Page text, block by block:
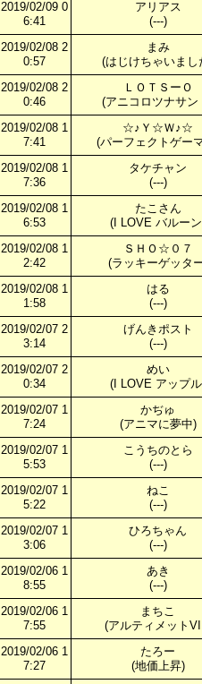
2019/02/09 0
6:41
アリアス
(---)
2019/02/08 2
0:57
まみ
(はじけちゃいまし
2019/02/08 2
0:46
ＬＯＴＳーＯ
(アニコロツナサン
2019/02/08 1
7:41
☆♪Ｙ☆Ｗ♪☆
(パーフェクトゲー
2019/02/08 1
7:36
タケチャン
(---)
2019/02/08 1
6:53
たこさん
(I LOVE バルー
2019/02/08 1
2:42
ＳＨＯ☆０７
(ラッキーゲッタ
2019/02/08 1
1:58
はる
(---)
2019/02/07 2
3:14
げんきポスト
(---)
2019/02/07 2
0:34
めい
(I LOVE アップ
2019/02/07 1
7:24
かぢゅ
(アニマに夢中)
2019/02/07 1
5:53
こうちのとら
(---)
2019/02/07 1
5:22
ねこ
(---)
2019/02/07 1
3:06
ひろちゃん
(---)
2019/02/06 1
8:55
あき
(---)
2019/02/06 1
7:55
まちこ
(アルティメット
2019/02/06 1
7:27
たろー
(地価上昇)